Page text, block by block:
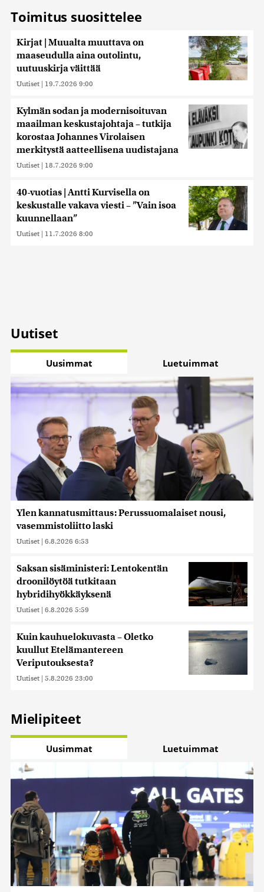
Toimitus suosittelee
Kirjat | Muualta muuttava on
maaseudulla aina outolintu,
uutuuskirja väittää
Uutiset | 19.7.2026 9:00
Kylmän sodan ja modernisoituvan
maailman keskustajohtaja – tutkija
korostaa Johannes Virolaisen
merkitystä aatteellisena uudistajana
Uutiset | 18.7.2026 9:00
40-vuotias | Antti Kurvisella on
keskustalle vakava viesti – ”Vain isoa
kuunnellaan”
Uutiset | 11.7.2026 8:00
Uutiset
Uusimmat Luetuimmat
Ylen kannatusmittaus: Perussuomalaiset nousi,
vasemmistoliitto laski
Uutiset | 6.8.2026 6:53
Saksan sisäministeri: Lentokentän
droonilöytöä tutkitaan
hybridihyökkäyksenä
Uutiset | 6.8.2026 5:59
Kuin kauhuelokuvasta – Oletko
kuullut Etelämantereen
Veriputouksesta?
Uutiset | 5.8.2026 23:00
Mielipiteet
Uusimmat Luetuimmat